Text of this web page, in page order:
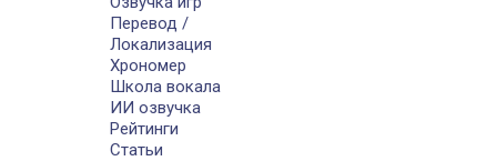
Перевод /
Локализация
Хрономер
Школа вокала
ИИ озвучка
Рейтинги
Статьи